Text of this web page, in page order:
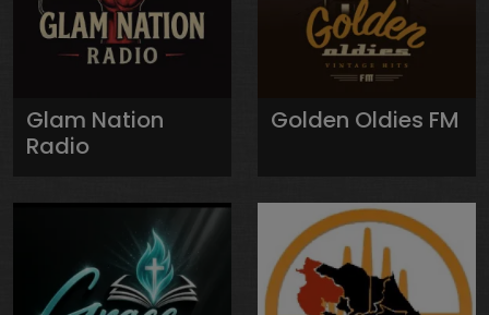
Glam Nation
Radio
Golden Oldies FM